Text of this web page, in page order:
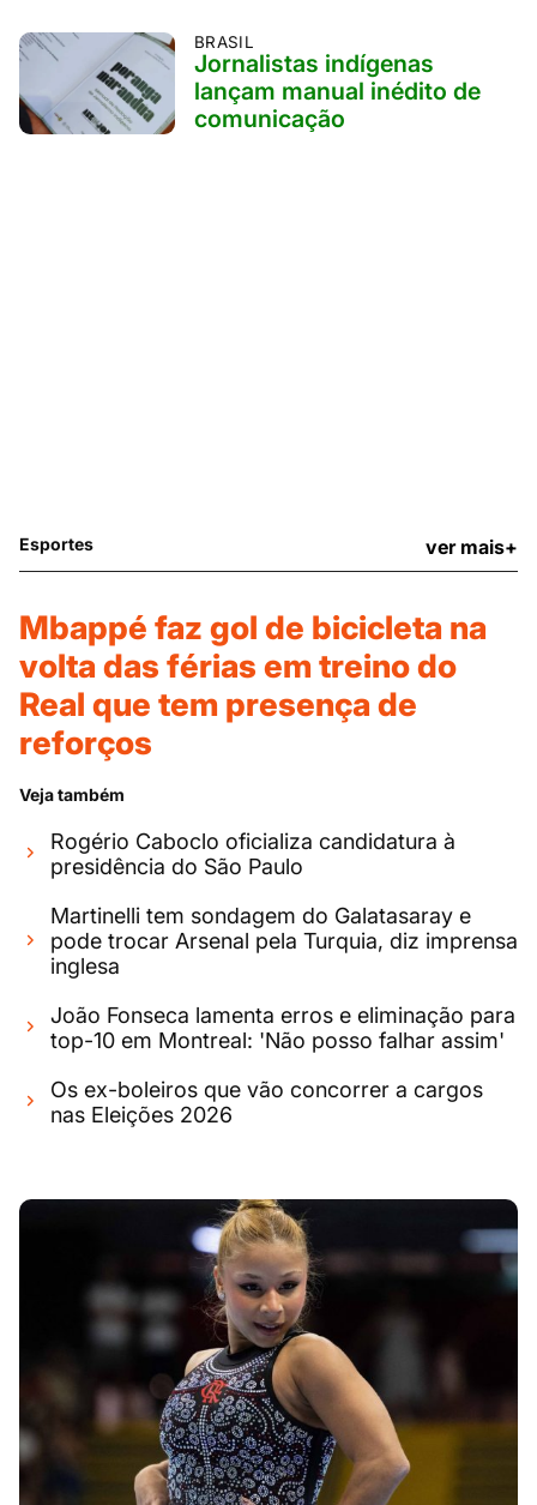
BRASIL
Jornalistas indígenas
lançam manual inédito de
comunicação
Esportes ver mais+
Mbappé faz gol de bicicleta na
volta das férias em treino do
Real que tem presença de
reforços
Veja também
Rogério Caboclo oficializa candidatura à
presidência do São Paulo
Martinelli tem sondagem do Galatasaray e
pode trocar Arsenal pela Turquia, diz imprensa
inglesa
João Fonseca lamenta erros e eliminação para
top-10 em Montreal: 'Não posso falhar assim'
Os ex-boleiros que vão concorrer a cargos
nas Eleições 2026